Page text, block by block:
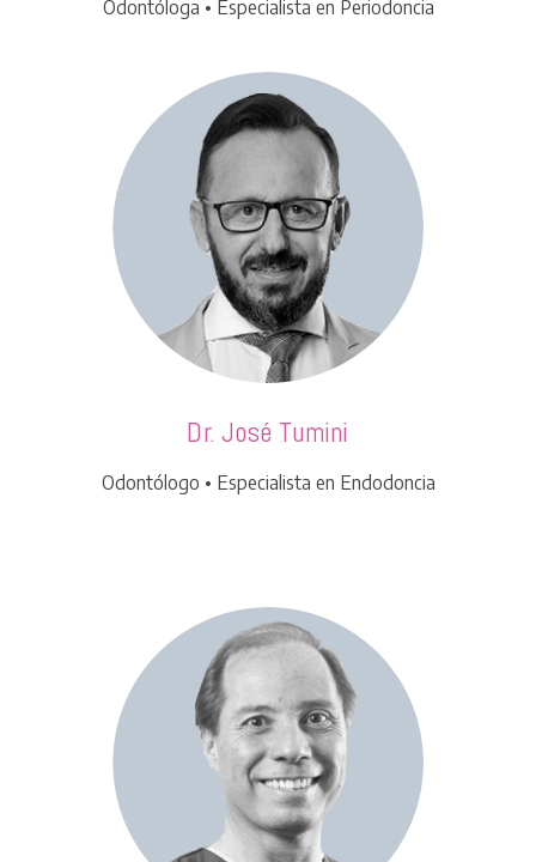
Odontóloga • Especialista en Periodoncia
Dr. José Tumini
Odontólogo • Especialista en Endodoncia